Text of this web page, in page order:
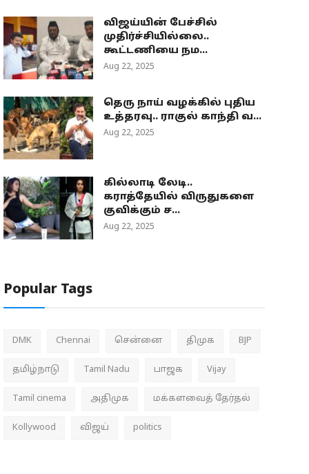
விஜய்யின் பேச்சில்
முதிர்ச்சியில்லை..
கூட்டணியை நம...
Aug 22, 2025
தெரு நாய் வழக்கில் புதிய
உத்தரவு.. ராகுல் காந்தி வ...
Aug 22, 2025
கில்லாடி லேடி..
கராத்தேயில் விருதுகளை
குவிக்கும் ச...
Aug 22, 2025
Popular Tags
DMK Chennai சென்னை திமுக BJP
தமிழ்நாடு Tamil Nadu பாஜக Vijay
Tamil cinema அதிமுக மக்களவைத் தேர்தல்
Kollywood விஜய் politics